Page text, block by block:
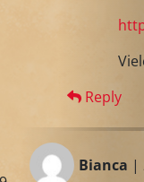
Reply
Bianca |